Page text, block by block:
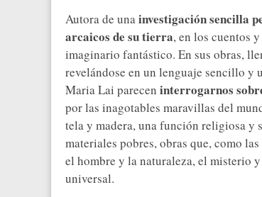
Autora de unainvestigación sencilla
arcaicos de su tierra, en los cuentos
imaginario fantástico. En sus obras,
revelándose en un lenguaje sencillo y
Maria Lai parecen interrogarnos
por las inagotables maravillas del
tela y madera, una función religiosa y
materiales pobres, obras que, como
el hombre y la naturaleza, el misterio
universal.